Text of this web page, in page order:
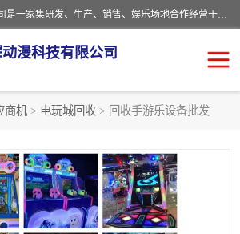
广州华耀动漫科技有限公司是一家集研发、生产、销售、娱乐场地合作经营于一体的动漫游戏公司。本公司拥有一支年轻化集研发生产到售后服务的队伍，及时地为客户提供、赚钱的产品。本公司以雄厚的实力、合理的价格、优良的服务与多家企业建立了长期的合作关系。热诚欢迎各界前来参观、考察、洽谈业务。目前公司经营的产品有：各种捕渔游戏机系列，大型模拟机系列、轮盘机系列、连线机系列、框体机系列、玛莉机系列等。
漫科技有限公司
商机 > 电玩城回收 > 回收手游乐设备批发
电玩城回收
儿童机回收